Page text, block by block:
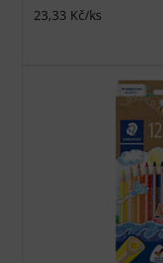
23,33 Kč/ks